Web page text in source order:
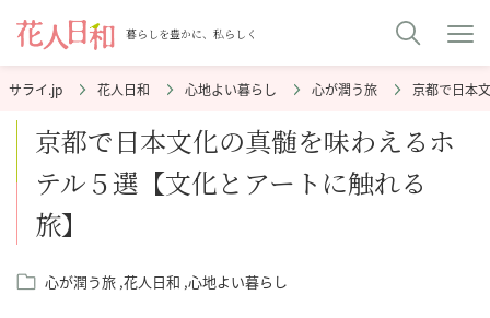
暮らしを豊かに、私らしく
花人日和 心地よい暮らし 心が潤う旅 京都で日本
京都で日本文化の真髄を味わえるホ
テル５選【文化とアートに触れる
旅】
心が潤う旅 花人日和 心地よい暮らし